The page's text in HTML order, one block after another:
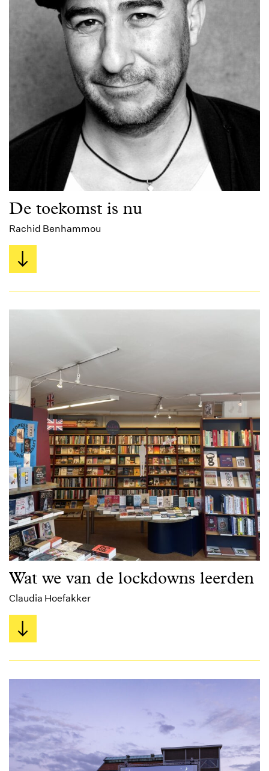
De toekomst is nu
Rachid Benhammou
Wat we van de lockdowns leerden
Claudia Hoefakker